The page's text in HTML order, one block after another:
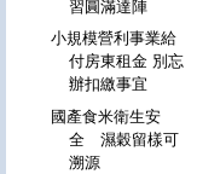
習圓滿達陣
小規模營利事業給
付房東租金 別忘
辦扣繳事宜
國產食米衛生安
全 濕穀留樣可
溯源